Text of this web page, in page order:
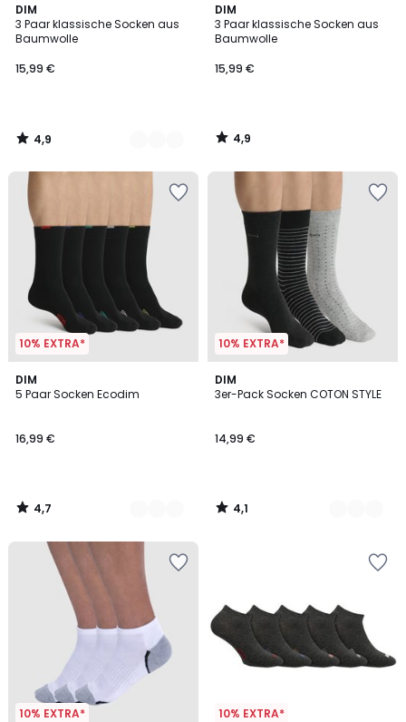
DIM
3 Paar klassische Socken aus
Baumwolle
€.
15,99 €
4,9
/ 5
4
Farben
4,9
/
DIM
3 Paar klassische Socken aus
Baumwolle
15,99 €
4,9
/ 5
4,9
/
10% EXTRA*
DIM
5 Paar Socken Ecodim
16,99 €
4,7
/ 5
2
Farben
4,7
/
10% EXTRA*
DIM
3er-Pack Socken COTON STYLE
14,99 €
4,1
/ 5
3
Farben
4,1
/
10% EXTRA* 10% EXTRA*